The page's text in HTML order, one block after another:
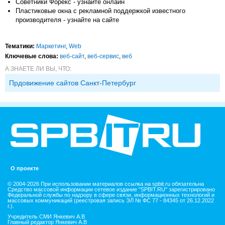
Советники Форекс - узнайте онлайн
Пластиковые окна с рекламной поддержкой известного
производителя - узнайте на сайте
Тематики: Маркетинг, Web
Ключевые слова: веб-сайт, веб-сервис веб
А ЗНАЕТЕ ЛИ ВЫ, ЧТО:
Прдовижение сайтов Санкт-Петербург
О проекте
© 2004-2026 При использовании материалов ссылка на spbit.ru обязательна
Средство массовой информации сетевое издание "SPBIT.RU" зарегистрировано
Федеральной службы по надзору в сфере связи, информационных технологий и
массовых коммуникаций (реестровая запись ЭЛ № ФС 77 - 84345 от 26.12.2022
г.).
Учредитель СМИ Янкевич А.В
Главный редактор Янкевич А.В